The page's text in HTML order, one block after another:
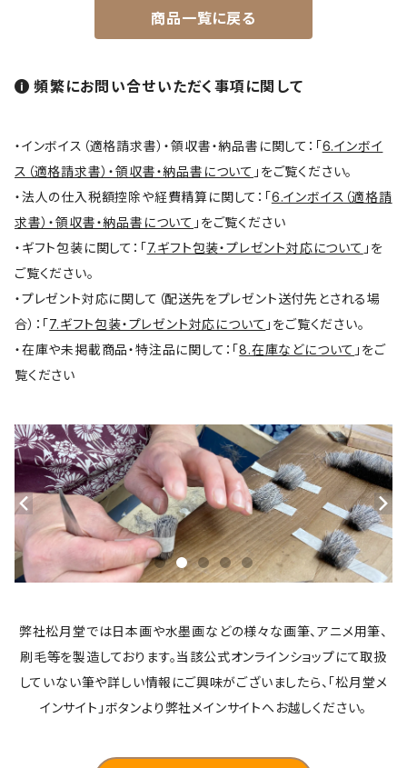
連筆/Renpitsu
商品一覧に戻る
頻繁にお問い合せいただく事項に関して
・インボイス（適格請求書）・領収書・納品書に関して：「6.インボイ
ス（適格請求書）・領収書・納品書について 」をご覧ください。
・法人の仕入税額控除や経費精算に関して：「6.インボイス（適格請
求書）・領収書・納品書について 」をご覧ください
・ギフト包装に関して：「7.ギフト包装・プレゼント対応について 」を
ご覧ください。
・プレゼント対応に関して（配送先をプレゼント送付先とされる場
合）：「7.ギフト包装・プレゼント対応について 」をご覧ください。
・在庫や未掲載商品・特注品に関して：「8.在庫などについて 」をご
覧ください
弊社松月堂では日本画や水墨画などの様々な画筆、アニメ用筆、
刷毛等を製造しております。当該公式オンラインショップにて取扱
していない筆や詳しい情報にご興味がございましたら、「松月堂メ
インサイト」ボタンより弊社メインサイトへお越しください。